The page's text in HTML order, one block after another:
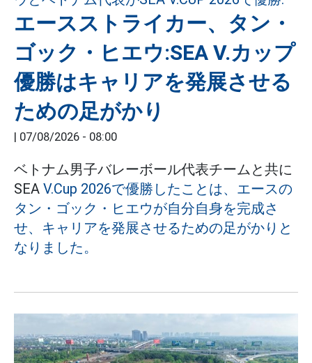
エースストライカー、タン・
ゴック・ヒエウ:SEA V.カップ
優勝はキャリアを発展させる
ための足がかり
| 07/08/2026 - 08:00
ベトナム男子バレーボール代表チームと共に
SEA V.Cup 2026で優勝したことは、エースの
タン・ゴック・ヒエウが自分自身を完成さ
せ、キャリアを発展させるための足がかりと
なりました。